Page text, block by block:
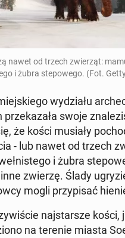
nawet od trzech zwie­rząt:
i żubra ste­po­we­go. (Fot.
wy­dzia­łu
prze­ka­za­ła swoje
że kości musiały
- lub nawet od trzech
i żubra
zwierzę. Ślady
mogli przy­pi­sać
naj­star­sze
na terenie miasta